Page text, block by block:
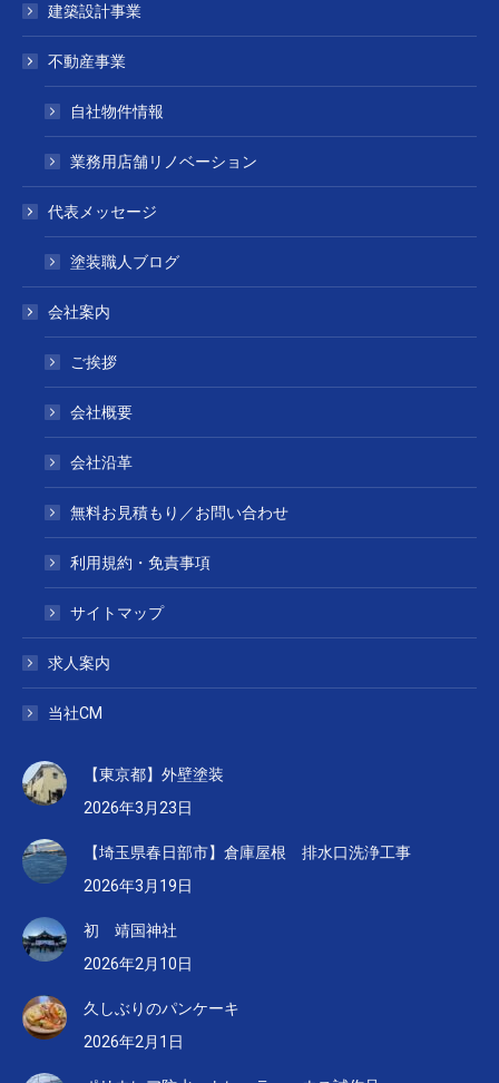
建築設計事業
不動産事業
自社物件情報
業務用店舗リノベーション
代表メッセージ
塗装職人ブログ
会社案内
ご挨拶
会社概要
会社沿革
無料お見積もり／お問い合わせ
利用規約・免責事項
サイトマップ
求人案内
当社CM
【東京都】外壁塗装
2026年3月23日
【埼玉県春日部市】倉庫屋根 排水口洗浄工事
2026年3月19日
初 靖国神社
2026年2月10日
久しぶりのパンケーキ
2026年2月1日